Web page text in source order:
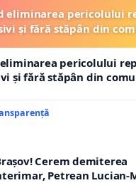
eliminarea pericolului
și fără stăpân din
pericolului
și fără stăpân din
Cerem demiterea
Petrean Lucian-